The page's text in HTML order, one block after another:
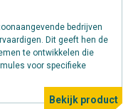
bedrijven
Dit geeft hen de
te ontwikkelen die
voor specifieke
Bekijk product